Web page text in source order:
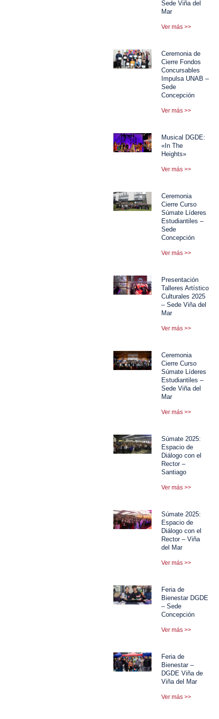
Sede Viña del
Mar
Ver más >>
Ceremonia de
Cierre Fondos
Concursables
Impulsa UNAB –
Sede
Concepción
Ver más >>
Musical DGDE:
«In The
Heights»
Ver más >>
Ceremonia
Cierre Curso
Súmate Líderes
Estudiantiles –
Sede
Concepción
Ver más >>
Presentación
Talleres Artístico
Culturales 2025
– Sede Viña del
Mar
Ver más >>
Ceremonia
Cierre Curso
Súmate Líderes
Estudiantiles –
Sede Viña del
Mar
Ver más >>
Súmate 2025:
Espacio de
Diálogo con el
Rector –
Santiago
Ver más >>
Súmate 2025:
Espacio de
Diálogo con el
Rector – Viña
del Mar
Ver más >>
Feria de
Bienestar DGDE
– Sede
Concepción
Ver más >>
Feria de
Bienestar –
DGDE Viña de
Viña del Mar
Ver más >>